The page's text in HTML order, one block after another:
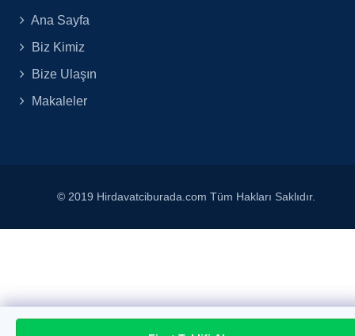
Ana Sayfa
Biz Kimiz
Bize Ulaşın
Makaleler
© 2019 Hirdavatciburada.com Tüm Hakları Saklıdır.